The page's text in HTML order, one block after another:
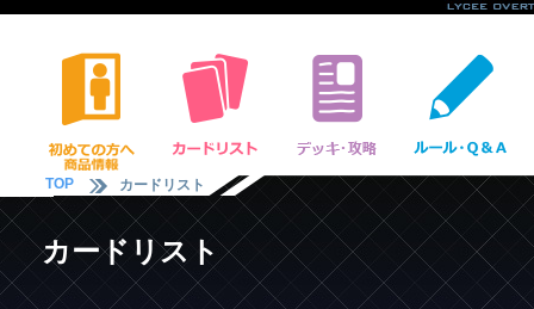
TOP カードリスト
カードリスト